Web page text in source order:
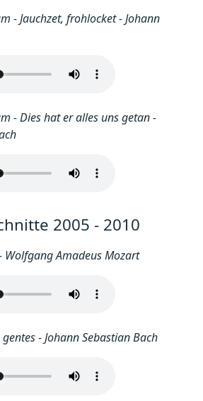
- Jauchzet, frohlocket - Johann
- Dies hat er alles uns getan -
2005 - 2010
Amadeus Mozart
- Johann Sebastian Bach